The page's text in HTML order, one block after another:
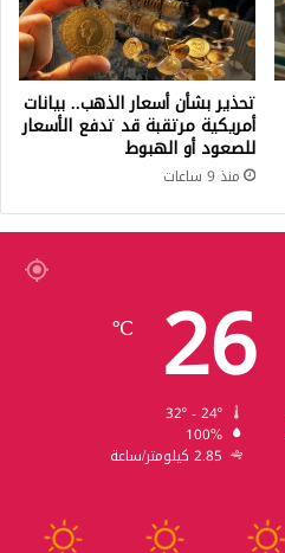
تحذير بشأن أسعار الذهب.. بيانات
أمريكية مرتقبة قد تدفع الأسعار
للصعود أو الهبوط
منذ 9 ساعات
26
℃
100%
2.85 كيلومتر/ساعة